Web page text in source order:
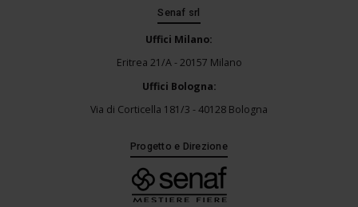
Senaf srl
Uffici Milano:
Eritrea 21/A - 20157 Milano
Uffici Bologna:
Via di Corticella 181/3 - 40128 Bologna
Progetto e Direzione